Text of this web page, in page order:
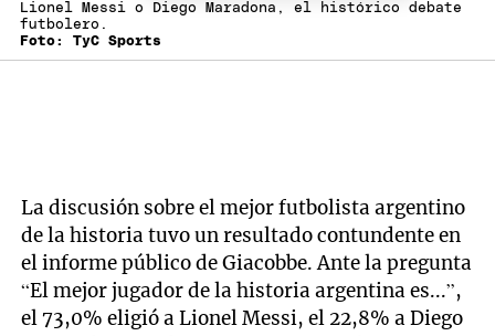
Lionel Messi o Diego Maradona, el histórico debate
futbolero.
Foto: TyC Sports
La discusión sobre el mejor futbolista argentino
de la historia tuvo un resultado contundente en
el informe público de Giacobbe. Ante la pregunta
“El mejor jugador de la historia argentina es...”,
el 73,0% eligió a Lionel Messi, el 22,8% a Diego